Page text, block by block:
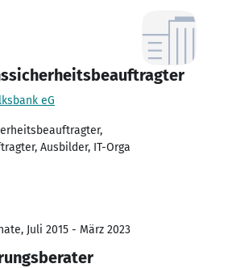
eG
Ausbilder, IT-Orga
Juli 2015 - März 2023